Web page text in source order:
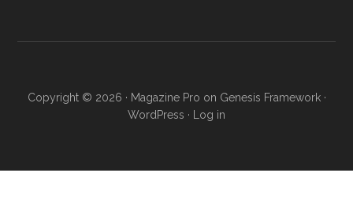
Copyright © 2026 · Magazine Pro on Genesis Framework·
WordPress · Log in